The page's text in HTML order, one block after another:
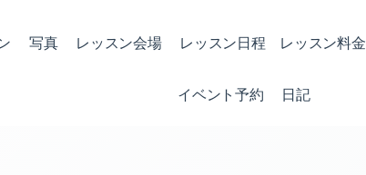
写真 レッスン会場 レッスン日程 レッスン料金
イベント予約 日記